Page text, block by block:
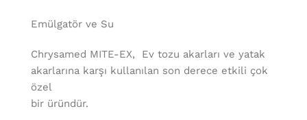
Emülgatör ve Su
Chrysamed MITE-EX, Ev tozu akarları ve yatak
akarlarına karşı kullanılan son derece etkili çok
özel
bir üründür.